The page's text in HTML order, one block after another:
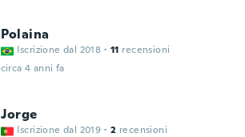
Polaina
Iscrizione dal 2018 · 11 recensioni
circa 4 anni fa
Jorge
Iscrizione dal 2019 · 2 recensioni